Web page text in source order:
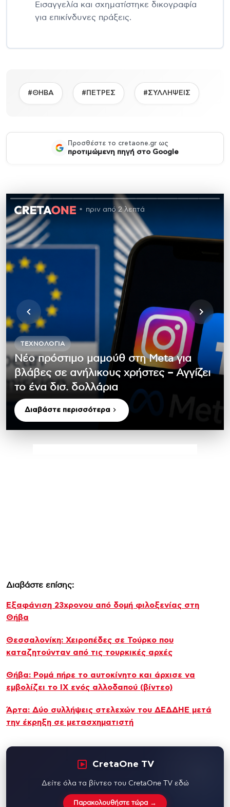
Εισαγγελία και σχηματίστηκε δικογραφία
για επικίνδυνες πράξεις.
#ΘΗΒΑ #ΠΕΤΡΕΣ #ΣΥΛΛΗΨΕΙΣ
Προσθέστε το cretaone.gr ως
προτιμώμενη πηγή στο Google
πριν από 2 λεπτά
ΤΕΧΝΟΛΟΓΊΑ
Nέο πρόστιμο μαμούθ στη Meta για
βλάβες σε ανήλικους χρήστες – Αγγίζει
το ένα δισ. δολλάρια
Διαβάστε περισσότερα
Διαβάστε επίσης:
Εξαφάνιση 23χρονου από δομή φιλοξενίας στη
Θήβα
Θεσσαλονίκη: Χειροπέδες σε Τούρκο που
καταζητούνταν από τις τουρκικές αρχές
Θήβα: Ρομά πήρε το αυτοκίνητο και άρχισε να
εμβολίζει το ΙΧ ενός αλλοδαπού (βίντεο)
Άρτα: Δύο συλλήψεις στελεχών του ΔΕΔΔΗΕ μετά
την έκρηξη σε μετασχηματιστή
CretaOne TV
Δείτε όλα τα βίντεο του CretaOne TV εδώ
Παρακολουθήστε τώρα →